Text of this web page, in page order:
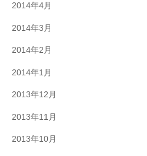
2014年4月
2014年3月
2014年2月
2014年1月
2013年12月
2013年11月
2013年10月